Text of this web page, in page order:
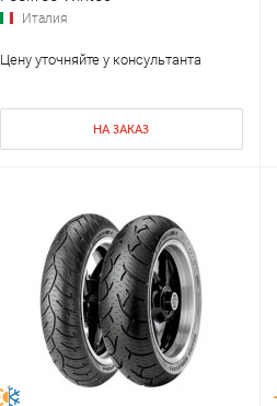
Италия
Цену уточняйте у консультанта
НА ЗАКАЗ